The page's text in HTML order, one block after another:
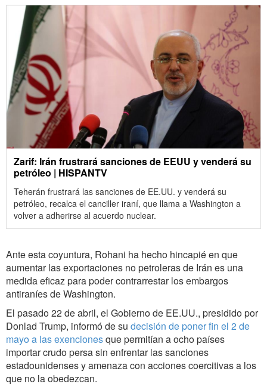
Zarif: Irán frustrará sanciones de EEUU y venderá su
petróleo | HISPANTV
Teherán frustrará las sanciones de EE.UU. y venderá su
petróleo, recalca el canciller iraní, que llama a Washington a
volver a adherirse al acuerdo nuclear.
Ante esta coyuntura, Rohani ha hecho hincapié en que
aumentar las exportaciones no petroleras de Irán es una
medida eficaz para poder contrarrestar los embargos
antiraníes de Washington.
El pasado 22 de abril, el Gobierno de EE.UU., presidido por
Donlad Trump, informó de su decisión de poner fin el 2 de
mayo a las exencionesque permitían a ocho países
importar crudo persa sin enfrentar las sanciones
estadounidenses y amenaza con acciones coercitivas a los
que no la obedezcan.